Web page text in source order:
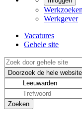
Werkgever
Vacatures
Gehele site